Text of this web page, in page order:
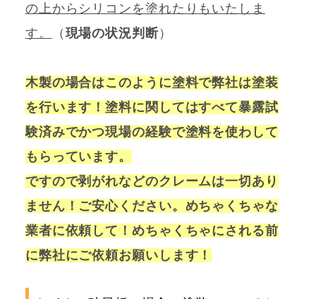
の上からシリコンを塗れたりもいたしま
す。
（ 現場の状況判断）
木製の場合はこのように塗料で弊社は塗装
を行います！塗料に関してはすべて暴露試
験済みでかつ現場の経験で塗料を使わして
もらっています。
ですので剥がれなどのクレームは一切あり
ません！ご安心ください。めちゃくちゃな
業者に依頼して！めちゃくちゃにされる前
に弊社にご依頼お願いします！